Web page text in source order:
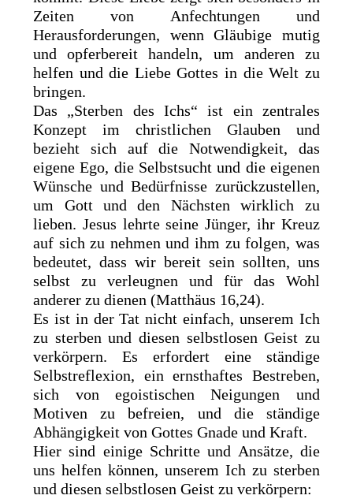
Zeiten von Anfechtungen und
Herausforderungen, wenn Gläubige mutig
und opferbereit handeln, um anderen zu
helfen und die Liebe Gottes in die Welt zu
bringen.
Das „Sterben des Ichs“ ist ein zentrales
Konzept im christlichen Glauben und
bezieht sich auf die Notwendigkeit, das
eigene Ego, die Selbstsucht und die eigenen
Wünsche und Bedürfnisse zurückzustellen,
um Gott und den Nächsten wirklich zu
lieben. Jesus lehrte seine Jünger, ihr Kreuz
auf sich zu nehmen und ihm zu folgen, was
bedeutet, dass wir bereit sein sollten, uns
selbst zu verleugnen und für das Wohl
anderer zu dienen (Matthäus 16,24).
Es ist in der Tat nicht einfach, unserem Ich
zu sterben und diesen selbstlosen Geist zu
verkörpern. Es erfordert eine ständige
Selbstreflexion, ein ernsthaftes Bestreben,
sich von egoistischen Neigungen und
Motiven zu befreien, und die ständige
Abhängigkeit von Gottes Gnade und Kraft.
Hier sind einige Schritte und Ansätze, die
uns helfen können, unserem Ich zu sterben
und diesen selbstlosen Geist zu verkörpern: